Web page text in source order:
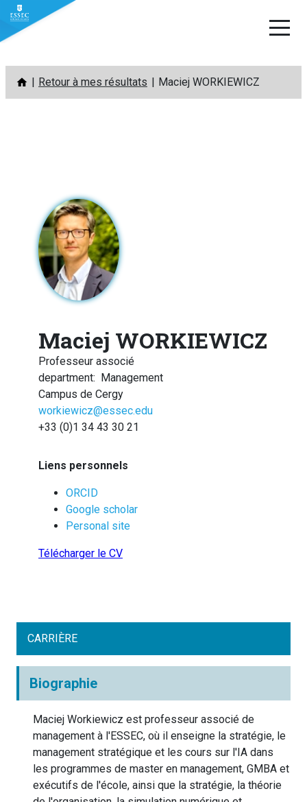
Aller
contenu
Retour à mes résultats Maciej WORKIEWICZ
Maciej WORKIEWICZ
Professeur associé
department:
Management
Campus de Cergy
workiewicz@essec.edu
+33 (0)1 34 43 30 21
Liens personnels
ORCID
Google scholar
Personal site
Télécharger le CV
CARRIÈRE
Biographie
Maciej Workiewicz est professeur associé de
management à l'ESSEC, où il enseigne la stratégie, le
management stratégique et les cours sur l'IA dans
les programmes de master en management, GMBA et
exécutifs de l'école, ainsi que la stratégie, la théorie